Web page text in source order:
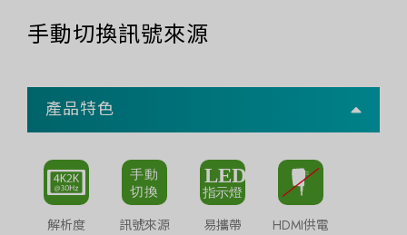
手動切換訊號來源
產品特色
解析度 訊號來源 易攜帶 HDMI供電